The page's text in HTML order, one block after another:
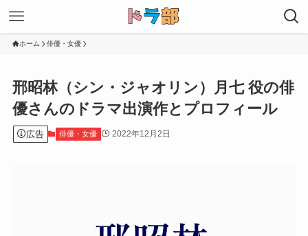
ホーム 俳優・女優
邢昭林（シン・ジャオリン）月七 役の俳
優さんのドラマ出演作とプロフィール
広告 俳優・女優 2022年12月2日